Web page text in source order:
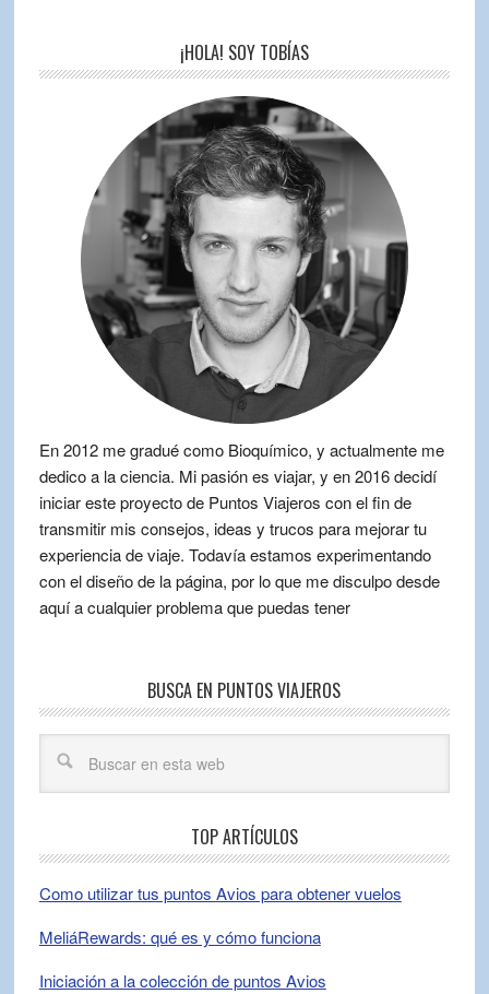
¡HOLA! SOY TOBÍAS
En 2012 me gradué como Bioquímico, y actualmente me
dedico a la ciencia. Mi pasión es viajar, y en 2016 decidí
iniciar este proyecto de Puntos Viajeros con el fin de
transmitir mis consejos, ideas y trucos para mejorar tu
experiencia de viaje. Todavía estamos experimentando
con el diseño de la página, por lo que me disculpo desde
aquí a cualquier problema que puedas tener
BUSCA EN PUNTOS VIAJEROS
TOP ARTÍCULOS
Como utilizar tus puntos Avios para obtener vuelos
MeliáRewards: qué es y cómo funciona
Iniciación a la colección de puntos Avios